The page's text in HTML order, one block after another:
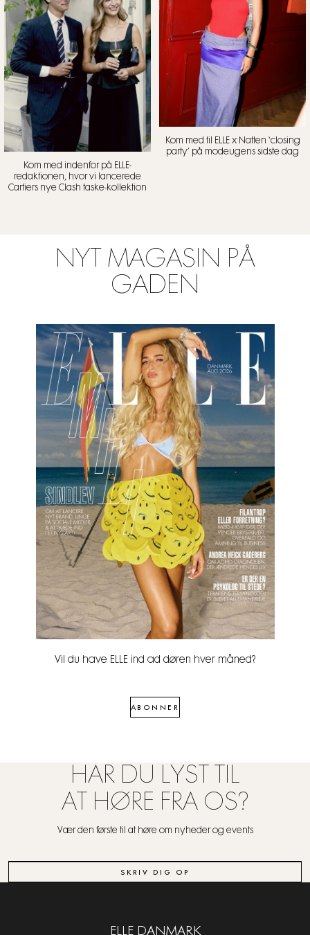
Kom med indenfor på ELLE-
redaktionen, hvor vi lancerede
Cartiers nye Clash taske-kollektion
Kom med til ELLE x Natten ‘closing
party’ på modeugens sidste dag
NYT MAGASIN PÅ
GADEN
Vil du have ELLE ind ad døren hver måned?
ABONNER
HAR DU LYST TIL
AT HØRE FRA OS?
Vær den første til at høre om nyheder og events
SKRIV DIG OP
ELLE DANMARK